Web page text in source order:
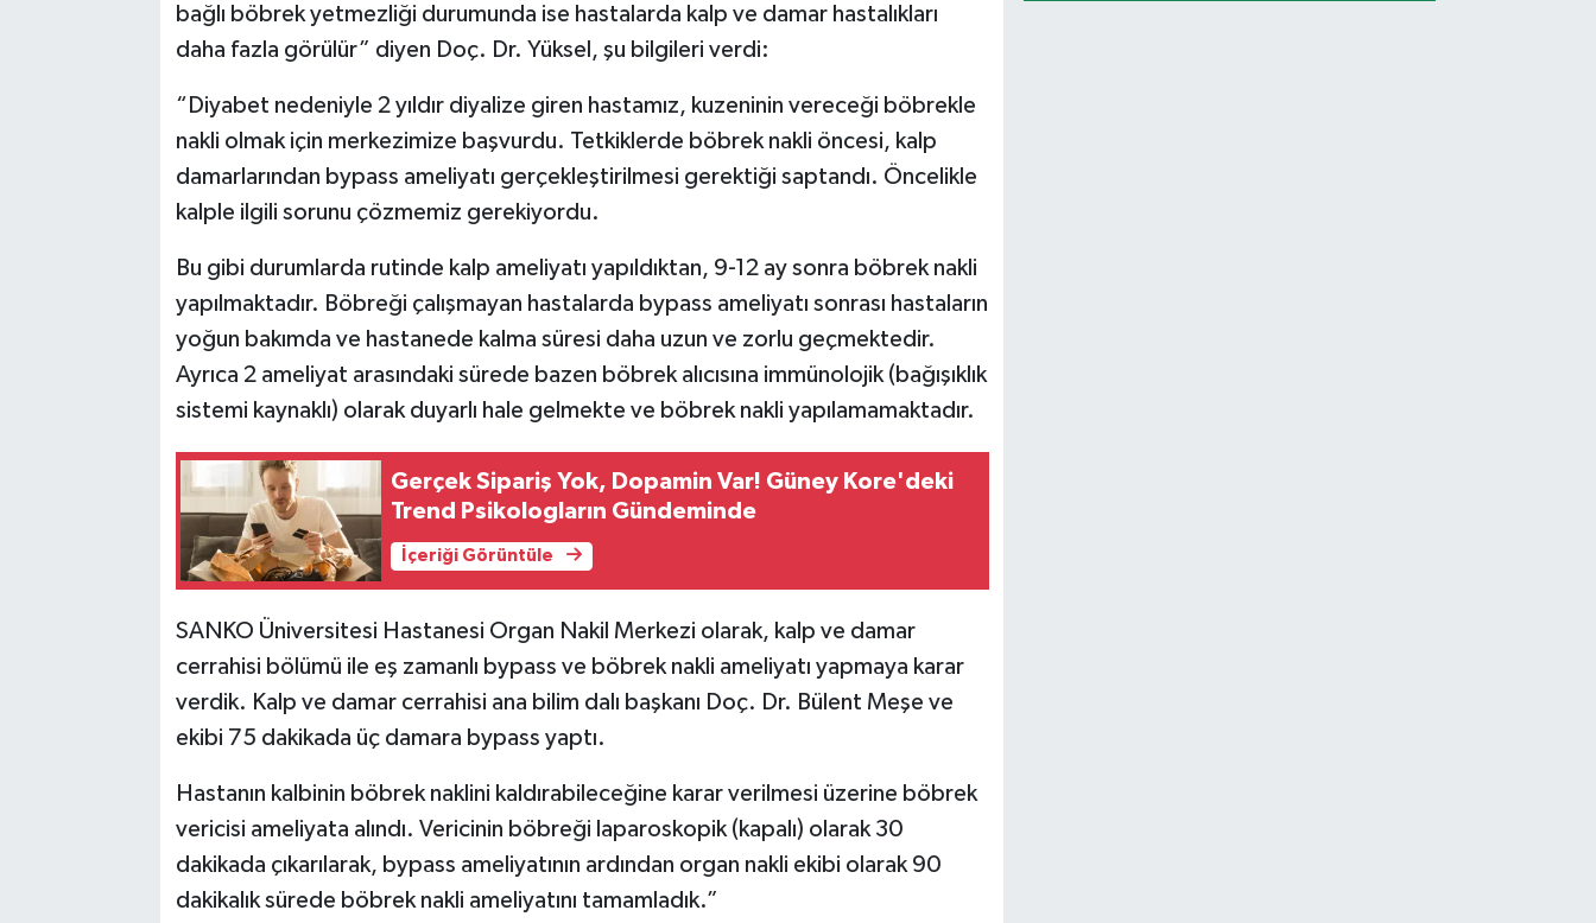
bağlı böbrek yetmezliği durumunda ise hastalarda kalp ve damar hastalıkları
daha fazla görülür” diyen Doç. Dr. Yüksel, şu bilgileri verdi:
“Diyabet nedeniyle 2 yıldır diyalize giren hastamız, kuzeninin vereceği böbrekle
nakli olmak için merkezimize başvurdu. Tetkiklerde böbrek nakli öncesi, kalp
damarlarından bypass ameliyatı gerçekleştirilmesi gerektiği saptandı. Öncelikle
kalple ilgili sorunu çözmemiz gerekiyordu.
Bu gibi durumlarda rutinde kalp ameliyatı yapıldıktan, 9-12 ay sonra böbrek nakli
yapılmaktadır. Böbreği çalışmayan hastalarda bypass ameliyatı sonrası hastaların
yoğun bakımda ve hastanede kalma süresi daha uzun ve zorlu geçmektedir.
Ayrıca 2 ameliyat arasındaki sürede bazen böbrek alıcısına immünolojik (bağışıklık
sistemi kaynaklı) olarak duyarlı hale gelmekte ve böbrek nakli yapılamamaktadır.
Gerçek Sipariş Yok, Dopamin Var! Güney Kore'deki
Trend Psikologların Gündeminde
İçeriği Görüntüle
SANKO Üniversitesi Hastanesi Organ Nakil Merkezi olarak, kalp ve damar
cerrahisi bölümü ile eş zamanlı bypass ve böbrek nakli ameliyatı yapmaya karar
verdik. Kalp ve damar cerrahisi ana bilim dalı başkanı Doç. Dr. Bülent Meşe ve
ekibi 75 dakikada üç damara bypass yaptı.
Hastanın kalbinin böbrek naklini kaldırabileceğine karar verilmesi üzerine böbrek
vericisi ameliyata alındı. Vericinin böbreği laparoskopik (kapalı) olarak 30
dakikada çıkarılarak, bypass ameliyatının ardından organ nakli ekibi olarak 90
dakikalık sürede böbrek nakli ameliyatını tamamladık.”